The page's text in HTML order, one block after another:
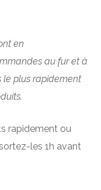
en
au fur et à
le plus rapidement
rapidement ou
les 1h avant